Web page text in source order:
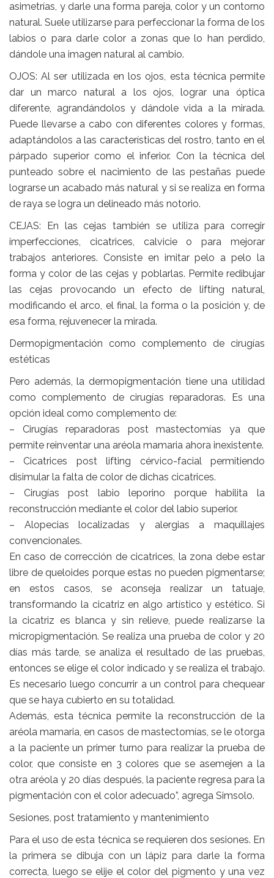
asimetrías, y darle una forma pareja, color y un contorno
natural. Suele utilizarse para perfeccionar la forma de los
labios o para darle color a zonas que lo han perdido,
dándole una imagen natural al cambio.
OJOS: Al ser utilizada en los ojos, esta técnica permite
dar un marco natural a los ojos, lograr una óptica
diferente, agrandándolos y dándole vida a la mirada.
Puede llevarse a cabo con diferentes colores y formas,
adaptándolos a las características del rostro, tanto en el
párpado superior como el inferior. Con la técnica del
punteado sobre el nacimiento de las pestañas puede
lograrse un acabado más natural y si se realiza en forma
de raya se logra un delineado más notorio.
CEJAS: En las cejas también se utiliza para corregir
imperfecciones, cicatrices, calvicie o para mejorar
trabajos anteriores. Consiste en imitar pelo a pelo la
forma y color de las cejas y poblarlas. Permite redibujar
las cejas provocando un efecto de lifting natural,
modificando el arco, el final, la forma o la posición y, de
esa forma, rejuvenecer la mirada.
Dermopigmentación como complemento de cirugías
estéticas
Pero además, la dermopigmentación tiene una utilidad
como complemento de cirugías reparadoras. Es una
opción ideal como complemento de:
– Cirugías reparadoras post mastectomías ya que
permite reinventar una aréola mamaria ahora inexistente.
– Cicatrices post lifting cérvico-facial permitiendo
disimular la falta de color de dichas cicatrices.
– Cirugías post labio leporino porque habilita la
reconstrucción mediante el color del labio superior.
– Alopecias localizadas y alergias a maquillajes
convencionales.
En caso de corrección de cicatrices, la zona debe estar
libre de queloides porque estas no pueden pigmentarse;
en estos casos, se aconseja realizar un tatuaje,
transformando la cicatriz en algo artístico y estético. Si
la cicatriz es blanca y sin relieve, puede realizarse la
micropigmentación. Se realiza una prueba de color y 20
días más tarde, se analiza el resultado de las pruebas,
entonces se elige el color indicado y se realiza el trabajo.
Es necesario luego concurrir a un control para chequear
que se haya cubierto en su totalidad.
Además, esta técnica permite la reconstrucción de la
aréola mamaria, en casos de mastectomías, se le otorga
a la paciente un primer turno para realizar la prueba de
color, que consiste en 3 colores que se asemejen a la
otra aréola y 20 días después, la paciente regresa para la
pigmentación con el color adecuado”, agrega Simsolo.
Sesiones, post tratamiento y mantenimiento
Para el uso de esta técnica se requieren dos sesiones. En
la primera se dibuja con un lápiz para darle la forma
correcta, luego se elije el color del pigmento y una vez